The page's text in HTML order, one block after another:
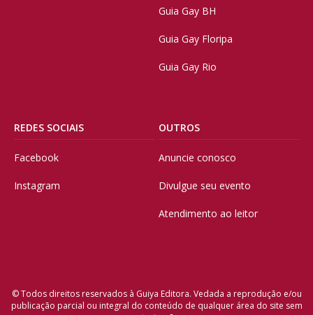
Guia Gay BH
Guia Gay Floripa
Guia Gay Rio
REDES SOCIAIS
Facebook
Instagram
OUTROS
Anuncie conosco
Divulgue seu evento
Atendimento ao leitor
© Todos direitos reservados à Guiya Editora. Vedada a reprodução e/ou
publicação parcial ou integral do conteúdo de qualquer área do site sem